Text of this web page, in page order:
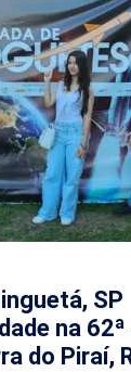
SP
na
do Piraí,